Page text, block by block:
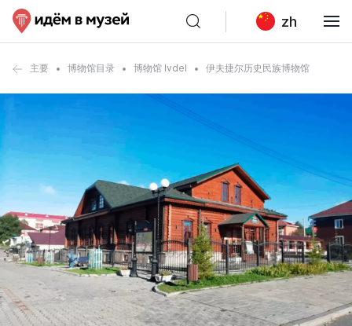
zh
主要 博物馆目录 博物馆 Ivdel 伊夫捷尔历史民族博物馆